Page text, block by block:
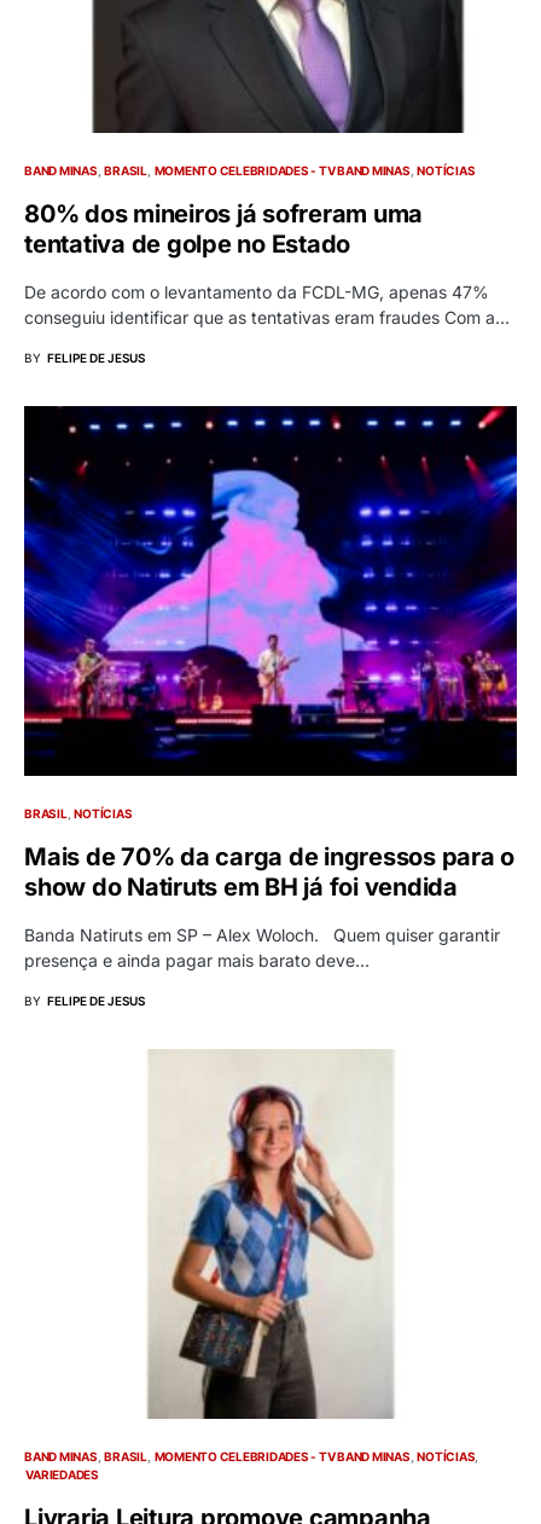
BAND MINAS BRASIL MOMENTO CELEBRIDADES - TV BAND MINAS NOTÍCIAS
80% dos mineiros já sofreram uma
tentativa de golpe no Estado
De acordo com o levantamento da FCDL-MG, apenas 47%
conseguiu identificar que as tentativas eram fraudes Com a…
BY FELIPE DE JESUS
BRASIL NOTÍCIAS
Mais de 70% da carga de ingressos para o
show do Natiruts em BH já foi vendida
Banda Natiruts em SP – Alex Woloch. Quem quiser garantir
presença e ainda pagar mais barato deve…
BY FELIPE DE JESUS
BAND MINAS BRASIL MOMENTO CELEBRIDADES - TV BAND MINAS NOTÍCIAS
VARIEDADES
Livraria Leitura promove campanha